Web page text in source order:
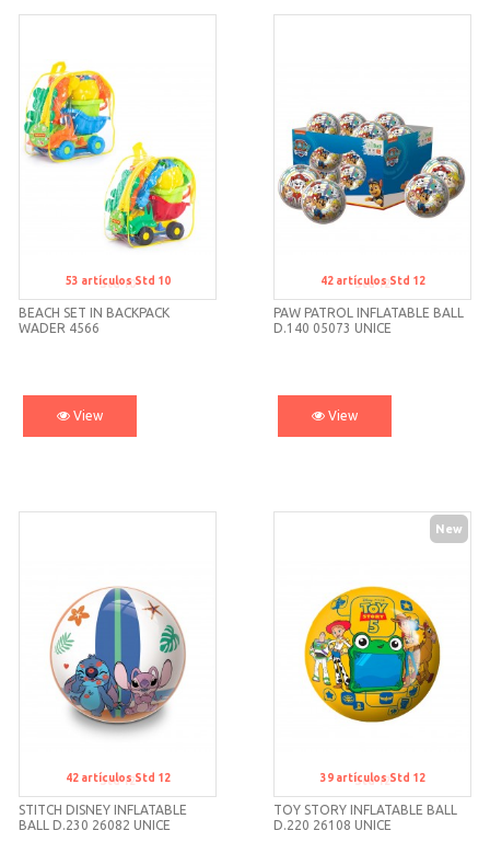
Std 10
BEACH SET IN BACKPACK
WADER 4566
53 artículosStd 10
View
Std 12
PAW PATROL INFLATABLE BALL
D.140 05073 UNICE
42 artículosStd 12
View
Std 12
STITCH DISNEY INFLATABLE
BALL D.230 26082 UNICE
42 artículosStd 12
New
Std 12
TOY STORY INFLATABLE BALL
D.220 26108 UNICE
39 artículosStd 12